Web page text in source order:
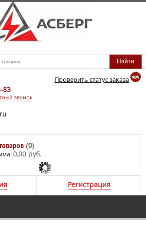
Проверить статус заказа
83
звонок
(0)
0,00 руб.
Регистрация